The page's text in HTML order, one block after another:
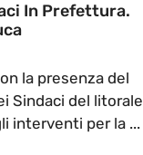
In Prefettura.
la presenza del
Sindaci del litorale
interventi per la ...